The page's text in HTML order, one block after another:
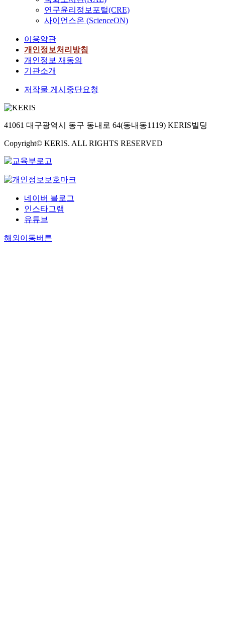
연구윤리정보포털(CRE)
사이언스온 (ScienceON)
이용약관
개인정보처리방침
개인정보 재동의
기관소개
저작물 게시중단요청
41061 대구광역시 동구 동내로 64(동내동1119) KERIS빌딩
Copyright© KERIS. ALL RIGHTS RESERVED
네이버 블로그
인스타그램
유튜브
해외이동버튼